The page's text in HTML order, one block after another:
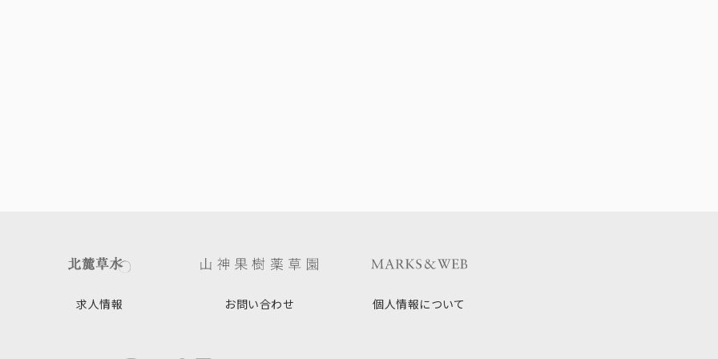
求人情報 お問い合わせ 個人情報について